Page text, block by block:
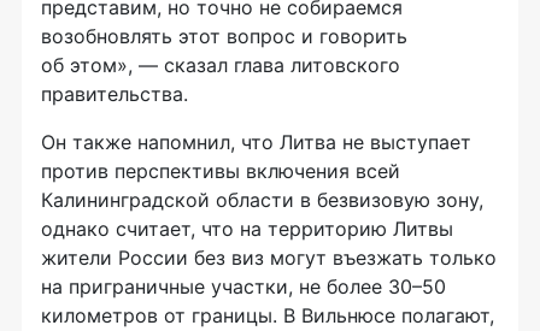
представим, но точно не собираемся
возобновлять этот вопрос и говорить
об этом», — сказал глава литовского
правительства.
Он также напомнил, что Литва не выступает
против перспективы включения всей
Калининградской области в безвизовую зону,
однако считает, что на территорию Литвы
жители России без виз могут въезжать только
на приграничные участки, не более 30–50
километров от границы. В Вильнюсе полагают,